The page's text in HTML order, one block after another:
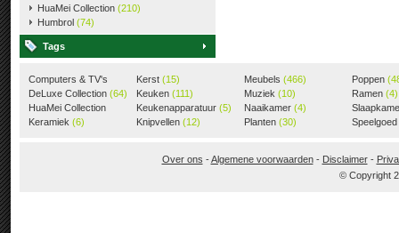
HuaMei Collection (210)
Humbrol (74)
Tags
Computers & TV's
(18)
DeLuxe Collection (64)
HuaMei Collection
(205)
Keramiek (6)
Kerst (15)
Keuken (111)
Keukenapparatuur (5)
Knipvellen (12)
Meubels (466)
Muziek (10)
Naaikamer (4)
Planten (30)
Poppen
Ramen (4)
Speelgoed
Over ons -Algemene voorwaarden- Disclaimer-
© Copyright